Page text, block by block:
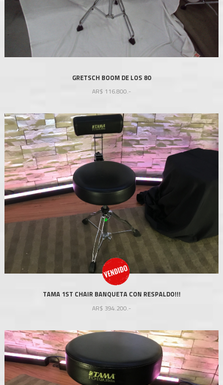
GRETSCH BOOM DE LOS 80
AR$ 116.800.-
TAMA 1ST CHAIR BANQUETA CON RESPALDO!!!
AR$ 394.200.-